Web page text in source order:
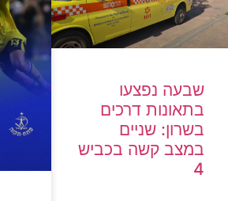
שבעה נפצעו
בתאונות דרכים
בשרון: שניים
במצב קשה בכביש
4